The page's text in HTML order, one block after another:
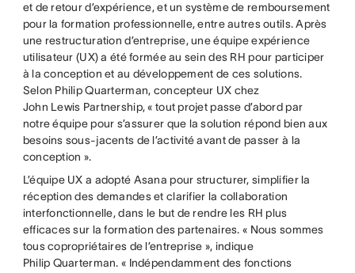
et de retour d’expérience, et un système de remboursement
pour la formation professionnelle, entre autres outils. Après
une restructuration d’entreprise, une équipe expérience
utilisateur (UX) a été formée au sein des RH pour participer
à la conception et au développement de ces solutions.
Selon Philip Quarterman, concepteur UX chez
John Lewis Partnership, « tout projet passe d’abord par
notre équipe pour s’assurer que la solution répond bien aux
besoins sous-jacents de l’activité avant de passer à la
conception ».
L’équipe UX a adopté Asana pour structurer, simplifier la
réception des demandes et clarifier la collaboration
interfonctionnelle, dans le but de rendre les RH plus
efficaces sur la formation des partenaires. « Nous sommes
tous copropriétaires de l’entreprise », indique
Philip Quarterman. « Indépendamment des fonctions